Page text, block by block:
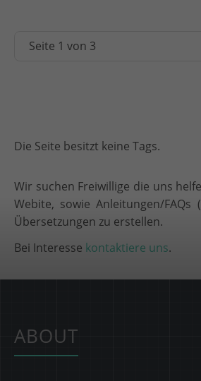
Die Seite besitzt keine Tags.
Wir suchen Freiwillige die uns
Webite, sowie Anleitungen/FAQs
Übersetzungen zu erstellen.
Bei Interesse kontaktiere uns.
ABOUT